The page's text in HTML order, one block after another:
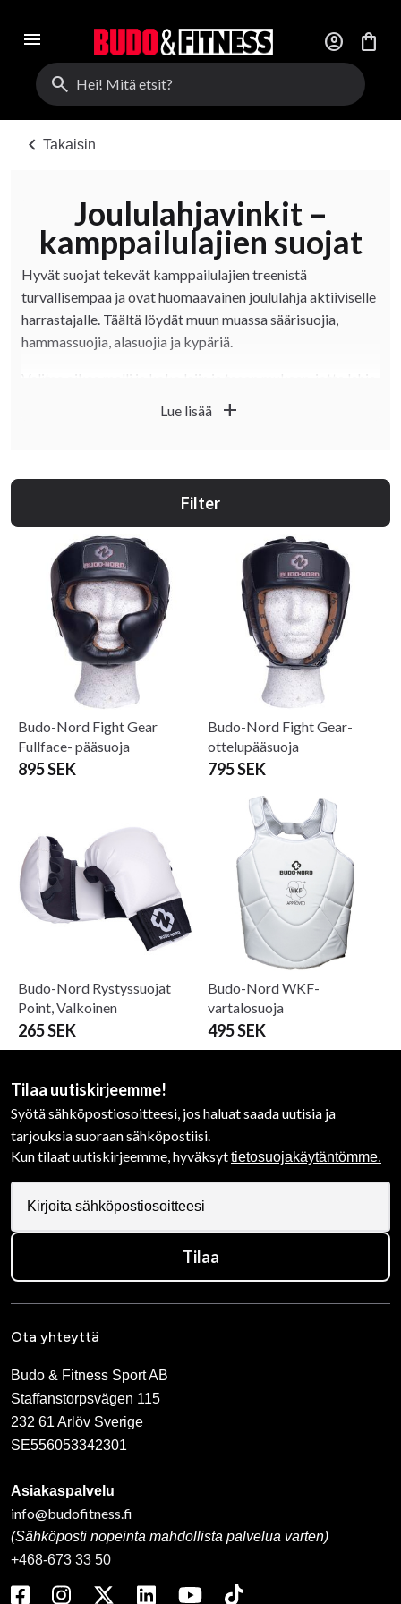
menu account_circle
shopping_bag
search
chevron_left Takaisin
Joululahjavinkit –
kamppailulajien suojat
Hyvät suojat tekevät kamppailulajien treenistä
turvallisempaa ja ovat huomaavainen joululahja aktiiviselle
harrastajalle. Täältä löydät muun muassa säärisuojia,
hammassuojia, alasuojia ja kypäriä.
Lue lisää add
Filter
Budo-Nord Fight Gear
Fullface- pääsuoja
895 SEK
Budo-Nord Fight Gear-
ottelupääsuoja
795 SEK
Budo-Nord Rystyssuojat
Point, Valkoinen
265 SEK
Budo-Nord WKF-
vartalosuoja
495 SEK
Tilaa uutiskirjeemme!
Syötä sähköpostiosoitteesi, jos haluat saada uutisia ja
tarjouksia suoraan sähköpostiisi.
Kun tilaat uutiskirjeemme, hyväksyttietosuojakäytäntömme.
Tilaa
Ota yhteyttä
Budo & Fitness Sport AB
Staffanstorpsvägen 115
232 61 Arlöv Sverige
SE556053342301
Asiakaspalvelu
info@budofitness.fi
(Sähköposti nopeinta mahdollista palvelua varten)
+468-673 33 50